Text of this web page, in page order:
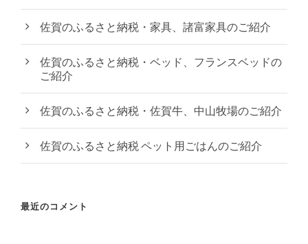
佐賀のふるさと納税・家具、諸富家具のご紹介
佐賀のふるさと納税・ベッド、フランスベッドの
ご紹介
佐賀のふるさと納税・佐賀牛、中山牧場のご紹介
佐賀のふるさと納税 ペット用ごはんのご紹介
最近のコメント